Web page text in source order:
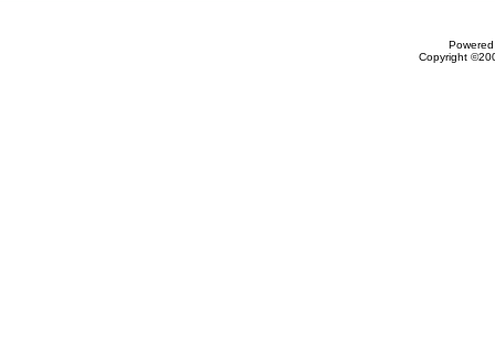
Copyright